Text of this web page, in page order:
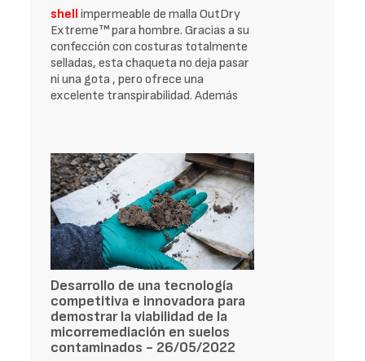
shell impermeable de malla OutDry
Extreme™ para hombre. Gracias a su
confección con costuras totalmente
selladas, esta chaqueta no deja pasar
ni una gota , pero ofrece una
excelente transpirabilidad. Además
Desarrollo de una tecnología
competitiva e innovadora para
demostrar la viabilidad de la
micorremediación en suelos
contaminados - 26/05/2022